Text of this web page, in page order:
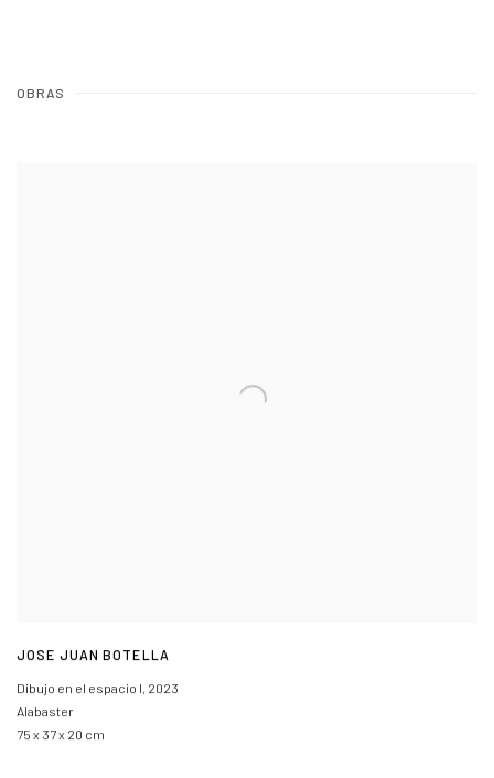
OBRAS
JOSE JUAN BOTELLA
Dibujo en el espacio I, 2023
Alabaster
75 x 37 x 20 cm